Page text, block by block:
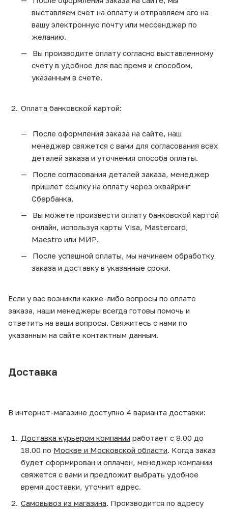
выставляем счет на оплату и отправляем его на
вашу электронную почту или мессенджер по
желанию.
Вы производите оплату согласно выставленному
счету в удобное для вас время и способом,
указанным в счете.
Оплата банковской картой:
После оформления заказа на сайте, наш
менеджер свяжется с вами для согласования всех
деталей заказа и уточнения способа оплаты.
После согласования деталей заказа, менеджер
пришлет ссылку на оплату через эквайринг
Сбербанка.
Вы можете произвести оплату банковской картой
онлайн, используя карты Visa, Mastercard,
Maestro или МИР.
После успешной оплаты, мы начинаем обработку
заказа и доставку в указанные сроки.
Если у вас возникли какие-либо вопросы по оплате
заказа, наши менеджеры всегда готовы помочь и
ответить на ваши вопросы. Свяжитесь с нами по
указанным на сайте контактным данным.
Доставка
В интернет-магазине доступно 4 варианта доставки:
Доставка курьером компании работает с 8.00 до
18.00 по Москве и Московской области. Когда заказ
будет сформирован и оплачен, менеджер компании
свяжется с вами и предложит выбрать удобное
время доставки, уточнит адрес.
Самовывоз из магазина. Производится по адресу